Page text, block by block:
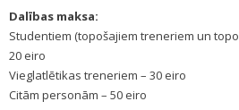
Dalības maksa:
Studentiem (topošajiem treneriem un
20 eiro
Vieglatlētikas treneriem – 30 eiro
Citām personām – 50 eiro